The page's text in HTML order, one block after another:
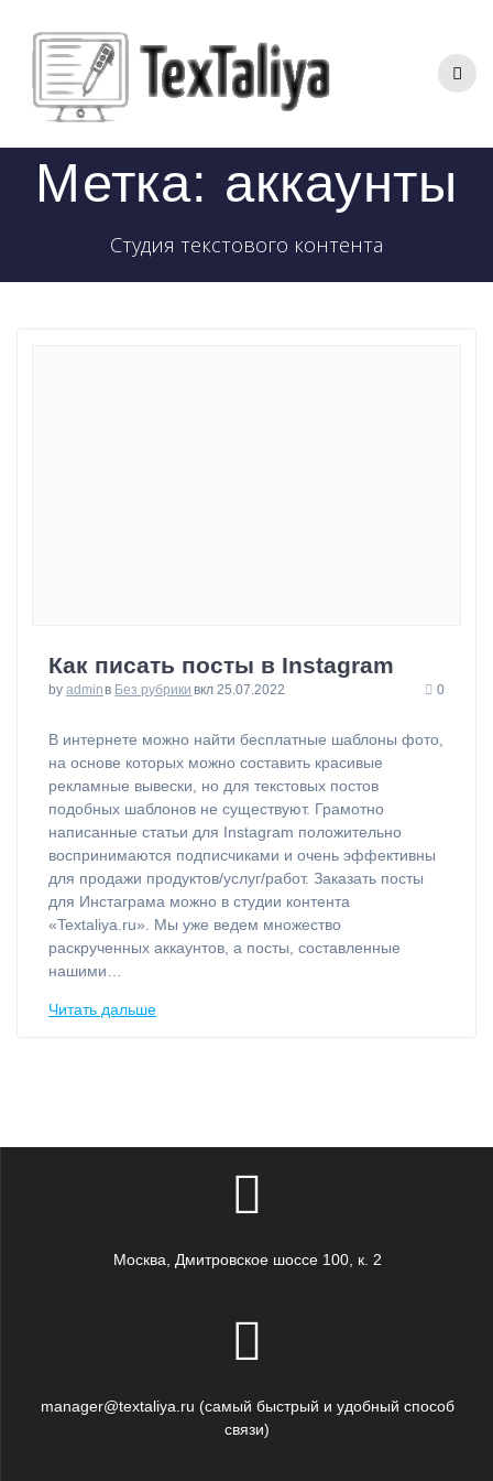
контенту
Метка: аккаунты
Студия текстового контента
Как писать посты в Instagram
by adminв Без рубрики вкл 25.07.2022 0
⁠В интернете можно найти бесплатные шаблоны фото,
на основе которых можно составить красивые
рекламные вывески, но для текстовых постов
подобных шаблонов не существуют. Грамотно
написанные статьи для Instagram положительно
воспринимаются подписчиками и очень эффективны
для продажи продуктов/услуг/работ. Заказать посты
для Инстаграма можно в студии контента
«Textaliya.ru». Мы уже ведем множество
раскрученных аккаунтов, а посты, составленные
нашими…
Читать дальше
Москва, Дмитровское шоссе 100, к. 2
manager@textaliya.ru (самый быстрый и удобный способ
связи)